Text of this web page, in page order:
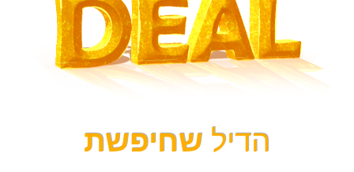
הדיל שחיפשת